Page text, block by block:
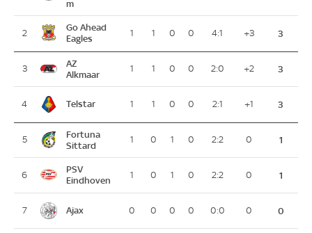
m
2
Go Ahead
Eagles
1 1 0 0 4:1 +3 3
3
AZ
Alkmaar
1 1 0 0 2:0 +2 3
4 Telstar 1 1 0 0 2:1 +1 3
5
Fortuna
Sittard
1 0 1 0 2:2 0 1
6
PSV
Eindhoven
1 0 1 0 2:2 0 1
7 Ajax 0 0 0 0 0:0 0 0